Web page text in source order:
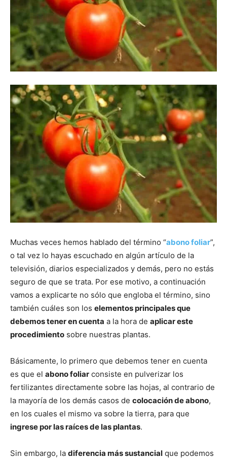
Muchas veces hemos hablado del término “abono foliar”,
o tal vez lo hayas escuchado en algún artículo de la
televisión, diarios especializados y demás, pero no estás
seguro de que se trata. Por ese motivo, a continuación
vamos a explicarte no sólo que engloba el término, sino
también cuáles son los elementos principales que
debemos tener en cuenta a la hora de aplicar este
procedimiento sobre nuestras plantas.
Básicamente, lo primero que debemos tener en cuenta
es que el abono foliar consiste en pulverizar los
fertilizantes directamente sobre las hojas, al contrario de
la mayoría de los demás casos de colocación de abono,
en los cuales el mismo va sobre la tierra, para que
ingrese por las raíces de las plantas.
Sin embargo, la diferencia más sustancial que podemos